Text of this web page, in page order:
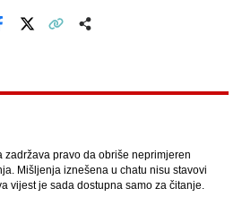
zadržava pravo da obriše neprimjeren
Mišljenja iznešena u chatu nisu stavovi
vijest je sada dostupna samo za čitanje.